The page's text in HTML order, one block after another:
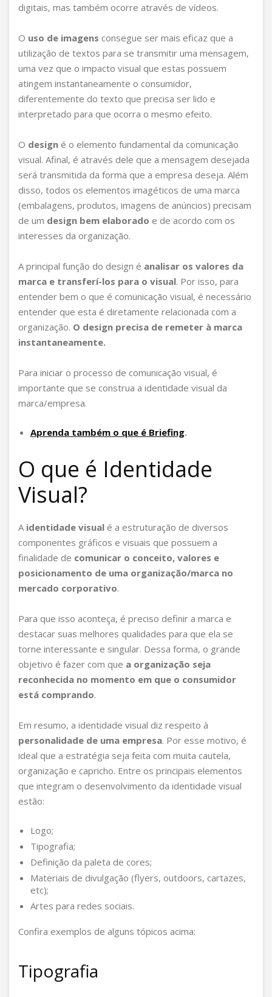
digitais, mas também ocorre através de vídeos.
O uso de imagens consegue ser mais eficaz que a
utilização de textos para se transmitir uma mensagem,
uma vez que o impacto visual que estas possuem
atingem instantaneamente o consumidor,
diferentemente do texto que precisa ser lido e
interpretado para que ocorra o mesmo efeito.
O design é o elemento fundamental da comunicação
visual. Afinal, é através dele que a mensagem desejada
será transmitida da forma que a empresa deseja. Além
disso, todos os elementos imagéticos de uma marca
(embalagens, produtos, imagens de anúncios) precisam
de um design bem elaborado e de acordo com os
interesses da organização.
A principal função do design é analisar os valores da
marca e transferí-los para o visual. Por isso, para
entender bem o que é comunicação visual, é necessário
entender que esta é diretamente relacionada com a
organização. O design precisa de remeter à marca
instantaneamente.
Para iniciar o processo de comunicação visual, é
importante que se construa a identidade visual da
marca/empresa.
Aprenda também o que é Briefing.
O que é Identidade
Visual?
A identidade visual é a estruturação de diversos
componentes gráficos e visuais que possuem a
finalidade de comunicar o conceito, valores e
posicionamento de uma organização/marca no
mercado corporativo.
Para que isso aconteça, é preciso definir a marca e
destacar suas melhores qualidades para que ela se
torne interessante e singular. Dessa forma, o grande
objetivo é fazer com que a organização seja
reconhecida no momento em que o consumidor
está comprando.
Em resumo, a identidade visual diz respeito à
personalidade de uma empresa. Por esse motivo, é
ideal que a estratégia seja feita com muita cautela,
organização e capricho. Entre os principais elementos
que integram o desenvolvimento da identidade visual
estão:
Logo;
Tipografia;
Definição da paleta de cores;
Materiais de divulgação (flyers, outdoors, cartazes,
etc);
Artes para redes sociais.
Confira exemplos de alguns tópicos acima:
Tipografia